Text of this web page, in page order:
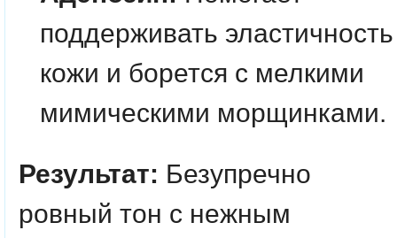
поддерживать эластичность
кожи и борется с мелкими
мимическими морщинками.
Результат: Безупречно
ровный тон с нежным